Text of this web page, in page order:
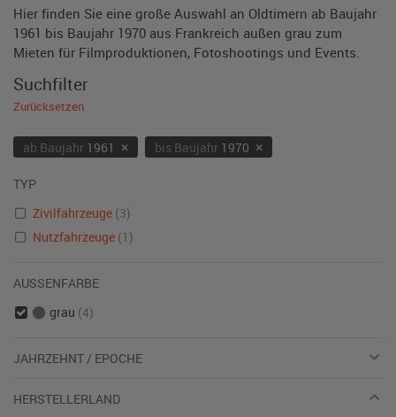
Hier finden Sie eine große Auswahl an Oldtimern ab Baujahr
1961 bis Baujahr 1970 aus Frankreich außen grau zum
Mieten für Filmproduktionen, Fotoshootings und Events.
Suchfilter
Zurücksetzen
ab Baujahr1961 × bis Baujahr1970 ×
TYP
Zivilfahrzeuge (3)
Nutzfahrzeuge (1)
AUSSENFARBE
grau (4)
JAHRZEHNT / EPOCHE
HERSTELLERLAND